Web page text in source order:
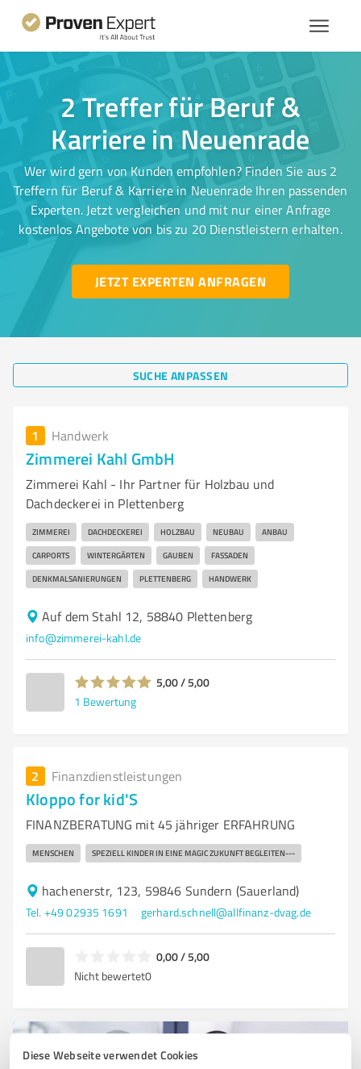
Diese Webseite verwendet Cookies
2 Treffer für Beruf &
Karriere in Neuenrade
Wer wird gern von Kunden empfohlen? Finden Sie aus 2
Treffern für Beruf & Karriere in Neuenrade Ihren passenden
Experten. Jetzt vergleichen und mit nur einer Anfrage
kostenlos Angebote von bis zu 20 Dienstleistern erhalten.
JETZT EXPERTEN ANFRAGEN
SUCHE ANPASSEN
1 Handwerk
Zimmerei Kahl GmbH
Zimmerei Kahl - Ihr Partner für Holzbau und
Dachdeckerei in Plettenberg
ZIMMEREI DACHDECKEREI HOLZBAU NEUBAU ANBAU
CARPORTS WINTERGÄRTEN GAUBEN FASSADEN
DENKMALSANIERUNGEN PLETTENBERG HANDWERK
Auf dem Stahl 12, 58840 Plettenberg
info@zimmerei-kahl.de
5,00 / 5,00
1 Bewertung
2 Finanzdienstleistungen
Kloppo for kid'S
FINANZBERATUNG mit 45 jähriger ERFAHRUNG
MENSCHEN SPEZIELL KINDER IN EINE MAGIC ZUKUNFT BEGLEITEN---
hachenerstr, 123, 59846 Sundern (Sauerland)
Tel. +49 02935 1691 gerhard.schnell@allfinanz-dvag.de
0,00 / 5,00
Nicht bewertet0